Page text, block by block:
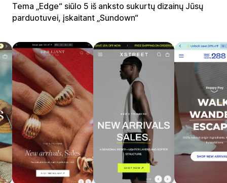
Tema „Edge“ siūlo 5 iš anksto sukurtų dizainų Jūsų
parduotuvei, įskaitant „Sundown“